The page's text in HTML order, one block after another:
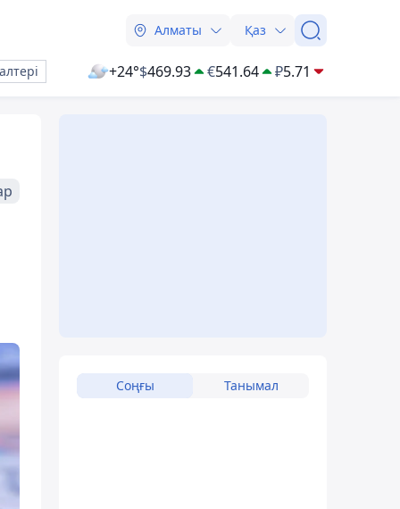
Алматы Қаз
+24°$469.93 €541.64 ₽5.71
Соңғы Танымал